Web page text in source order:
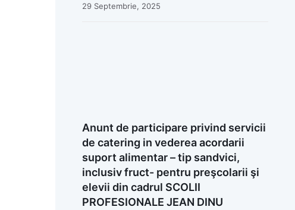
29 Septembrie, 2025
Anunt de participare privind servicii
de catering in vederea acordarii
suport alimentar – tip sandvici,
inclusiv fruct- pentru preşcolarii şi
elevii din cadrul SCOLII
PROFESIONALE JEAN DINU